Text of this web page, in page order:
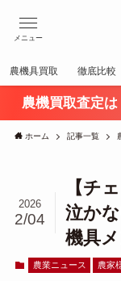
メニュー
農機具買取 徹底比較
農機買取査定
ホーム 記事一覧
【チ
泣か
機具
2026
2/04
農業ニュース 農家